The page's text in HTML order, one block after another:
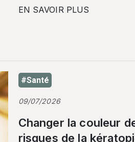
EN SAVOIR PLUS
#Santé
09/07/2026
Changer la couleur
risques de la